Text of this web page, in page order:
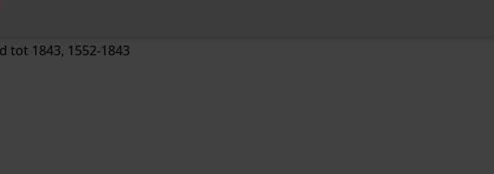
tot 1843, 1552-1843